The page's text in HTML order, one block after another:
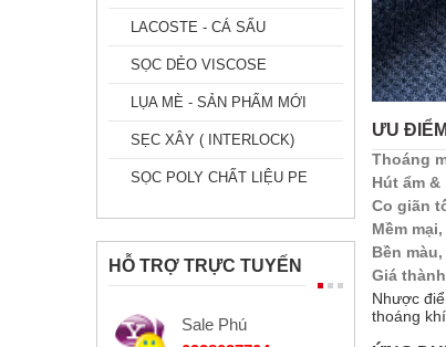
LACOSTE - CÁ SẤU
SỌC DẺO VISCOSE
LỤA MÈ - SẢN PHẨM MỚI
SẸC XÂY ( INTERLOCK)
SỌC POLY CHẤT LIỆU PE
HỖ TRỢ TRỰC TUYẾN
Sale Phú
ƯU
Thoáng
Hút ẩm
Co giãn
Mềm
Bền
Giá
Nhược
thoáng